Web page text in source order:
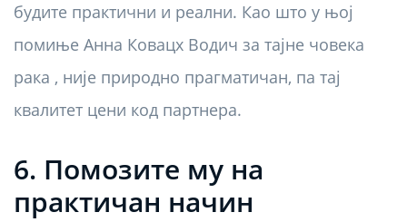
будите практични и реални. Као што у њој
помиње Анна Ковацх Водич за тајне човека
рака , није природно прагматичан, па тај
квалитет цени код партнера.
6. Помозите му на
практичан начин